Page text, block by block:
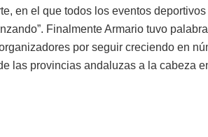
en el que todos los eventos
Finalmente Armario tuvo
por seguir creciendo en
las provincias andaluzas a la cabeza